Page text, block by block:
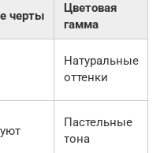
черты
Цветовая
гамма
Натуральные
оттенки
Пастельные
тона